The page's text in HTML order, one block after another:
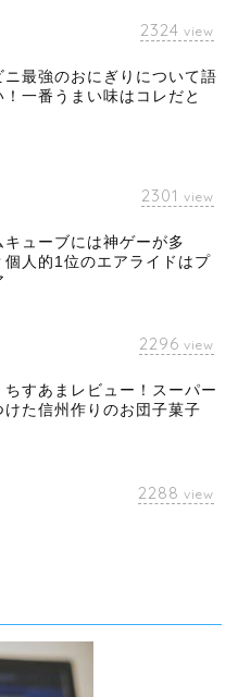
2324 view
ニ最強のおにぎりについて語
！一番うまい味はコレだと
2301 view
キューブには神ゲーが多
個人的1位のエアライドはプ
2296 view
ちすあまレビュー！スーパー
けた信州作りのお団子菓子
2288 view